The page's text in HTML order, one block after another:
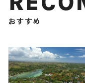
おすすめ